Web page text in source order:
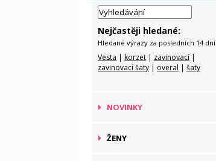
Nejčastěji hledané:
Hledané výrazy za posledních 14 dní
Vesta | korzet | zavinovací |
zavinovací šaty | overal | šaty
NOVINKY
ŽENY